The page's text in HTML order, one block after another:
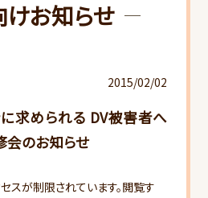
お知らせ
求められる DV被害者へ
会のお知らせ
2015/02/02
スが制限されています。閲覧す